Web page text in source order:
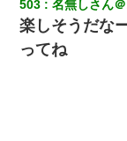
ていき、1時間後に
【衝撃】ある工場
503 名無しさん
楽しそうだな
ってね